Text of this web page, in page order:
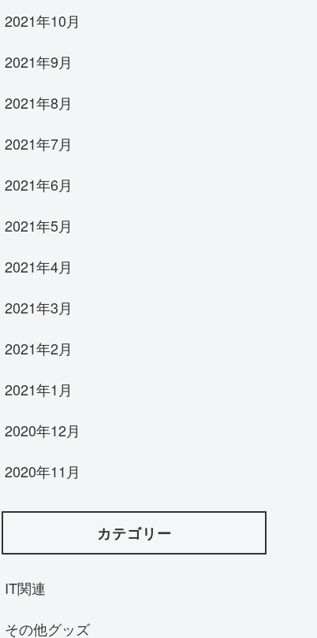
2021年10月
2021年9月
2021年8月
2021年7月
2021年6月
2021年5月
2021年4月
2021年3月
2021年2月
2021年1月
2020年12月
2020年11月
カテゴリー
IT関連
その他グッズ